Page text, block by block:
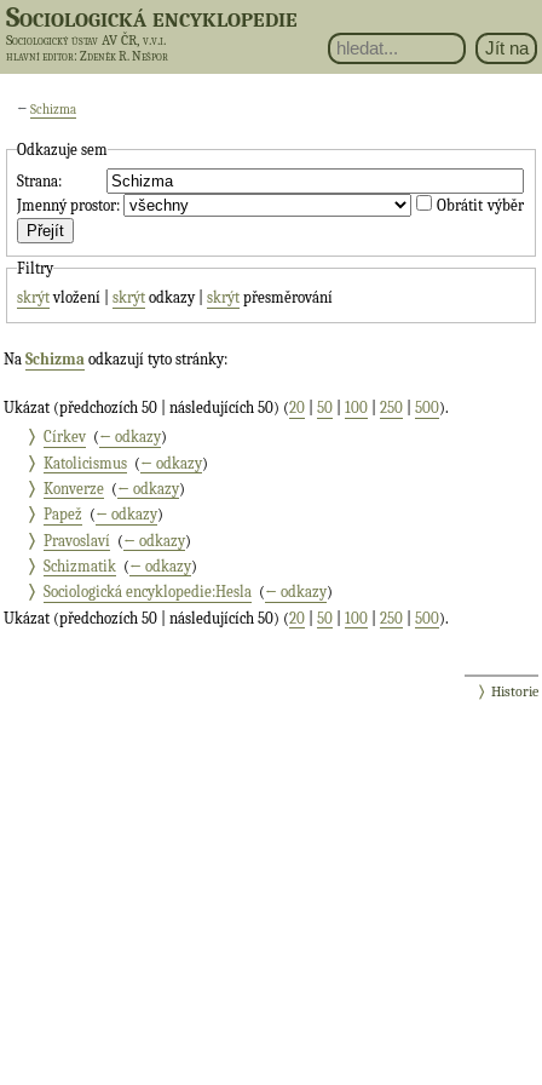
Sociologická encyklopedie
Sociologický ústav AV ČR, v.v.i.
hlavní editor: Zdeněk R. Nešpor
←Schizma
Odkazuje sem
Strana:
Jmenný prostor:
Obrátit výběr
Filtry
skrýtvložení |skrýt odkazy |skrýt přesměrování
Na Schizma odkazují tyto stránky:
Ukázat (předchozích 50 | následujících 50) (20 50 100 250 500).
Církev (← odkazy)
Katolicismus (← odkazy)
Konverze (← odkazy)
Papež (← odkazy)
Pravoslaví (← odkazy)
Schizmatik (← odkazy)
Sociologická encyklopedie:Hesla (← odkazy)
Ukázat (předchozích 50 | následujících 50) (20 50 100 250 500).
Historie